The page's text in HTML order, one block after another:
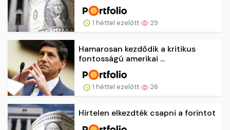
1 héttel ezelőtt 29
Hamarosan kezdődik a kritikus
fontosságú amerikai ...
1 héttel ezelőtt 26
Hirtelen elkezdték csapni a forintot